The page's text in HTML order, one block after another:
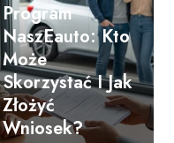
Program
NaszEauto: Kto
Może
Skorzystać I Jak
Złożyć
Wniosek?